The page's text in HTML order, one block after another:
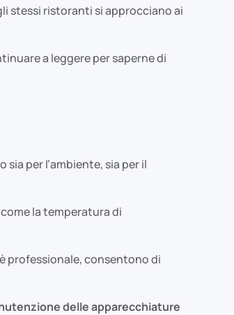
stessi ristoranti si approcciano ai
a leggere per saperne di
sia per l’ambiente, sia per il
la temperatura di
professionale, consentono di
delle apparecchiature